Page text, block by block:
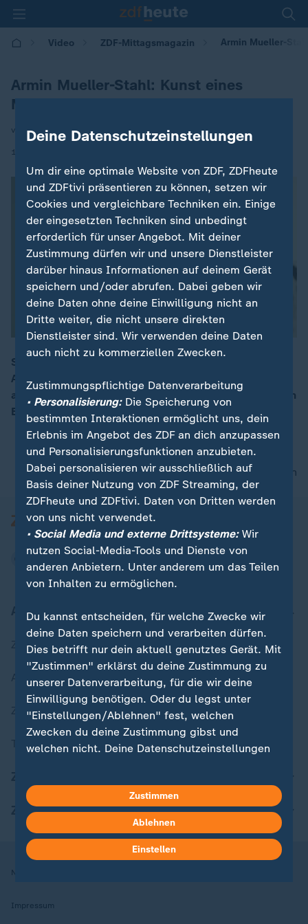
Video ZDF-Mittagsmagazin Armin Mueller-
Armin Mueller-Stahl: Kunst eines
Multitalents
von Kerstin Edinger
19.05.2026 | 12:00
00:17
Schauspieler, Musiker, Maler: Mit 95 Jahren zeigt
Armin Mueller-Stahl sein künstlerisches Lebenswerk
auf Schloss Moyland. Wir treffen ihn vor Ort und geben
Einblicke in sein Schaffen.
nach oben
Aktuell bei ZDFheute
Zuletzt veröffentlicht
Aktuelle Sendungs-Videos
ZDFheute Stories
Themen im Überblick
ZDFheute Apps
Nutzungsbedingungen
Impressum
Deine Datenschutzeinstellungen
Um dir eine optimale Website von ZDF, ZDFheute
und ZDFtivi präsentieren zu können, setzen wir
Cookies und vergleichbare Techniken ein. Einige
der eingesetzten Techniken sind unbedingt
erforderlich für unser Angebot. Mit deiner
Zustimmung dürfen wir und unsere Dienstleister
darüber hinaus Informationen auf deinem Gerät
speichern und/oder abrufen. Dabei geben wir
deine Daten ohne deine Einwilligung nicht an
Dritte weiter, die nicht unsere direkten
Dienstleister sind. Wir verwenden deine Daten
auch nicht zu kommerziellen Zwecken.
Zustimmungspflichtige Datenverarbeitung
• Personalisierung:Die Speicherung von
bestimmten Interaktionen ermöglicht uns, dein
Erlebnis im Angebot des ZDF an dich anzupassen
und Personalisierungsfunktionen anzubieten.
Dabei personalisieren wir ausschließlich auf
Basis deiner Nutzung von ZDF Streaming, der
ZDFheute und ZDFtivi. Daten von Dritten werden
von uns nicht verwendet.
• Social Media und externe Drittsysteme:Wir
nutzen Social-Media-Tools und Dienste von
anderen Anbietern. Unter anderem um das Teilen
von Inhalten zu ermöglichen.
Du kannst entscheiden, für welche Zwecke wir
deine Daten speichern und verarbeiten dürfen.
Dies betrifft nur dein aktuell genutztes Gerät. Mit
"Zustimmen" erklärst du deine Zustimmung zu
unserer Datenverarbeitung, für die wir deine
Einwilligung benötigen. Oder du legst unter
"Einstellungen/Ablehnen" fest, welchen
Zwecken du deine Zustimmung gibst und
welchen nicht. Deine Datenschutzeinstellungen
Hier findest du das Impressum.
Weitere Informationen findest du in unserer
Datenschutzerklärung.
Zustimmen
Ablehnen
Einstellen